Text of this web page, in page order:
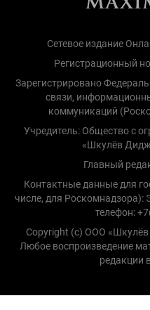
Сетевое издание
Регистрационный
Зарегистрировано
связи,
коммуникаций
Учредитель: Общество с
«Шкулёв
Главный
Контактные данные для
числе, для Роскомнадзора):
телефон:
Copyright (с) ООО
Любое воспроизведение
редакции